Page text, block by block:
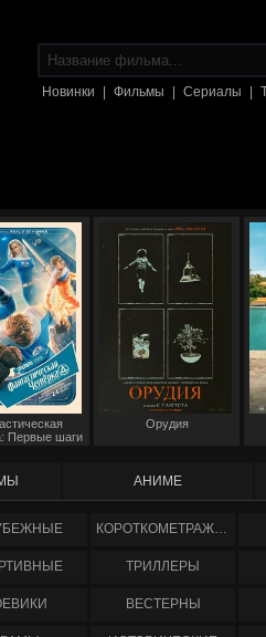
Новинки Фильмы Сериалы
Первые шаги
Орудия
АНИМЕ
КОРОТКОМЕТРАЖНЫЕ
ТРИЛЛЕРЫ
ВЕСТЕРНЫ